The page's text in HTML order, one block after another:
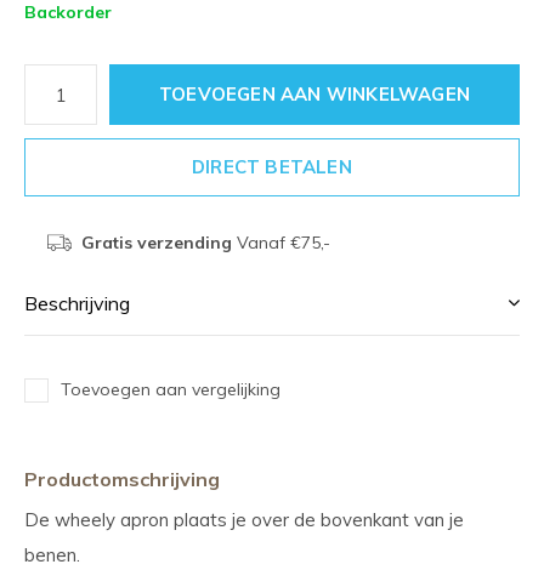
Backorder
TOEVOEGEN AAN WINKELWAGEN
DIRECT BETALEN
Gratis verzending Vanaf €75,-
Beschrijving
Toevoegen aan vergelijking
Productomschrijving
De wheely apron plaats je over de bovenkant van je
benen.